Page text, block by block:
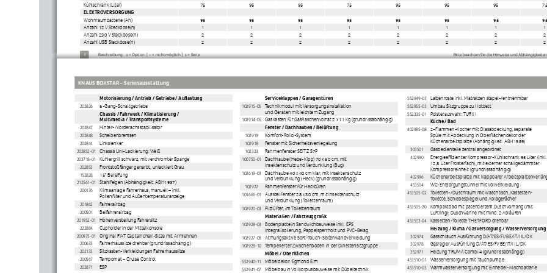
4 Bitte beachten Sie die Hinweise und
Kühlschrank (Liter)
75 95 95 75 95 95 95
75
ELEKTROVERSORGUNG
Wohnraumbatterie (Ah)
95 95 95 95 95 95 95
95
Anzahl 12 V Steckdose(n)
1 1 1 1 1 1 1
1
Anzahl 230 V Steckdose(n)
2 2 2 2 2 2 2
2
Anzahl USB Steckdose(n)
2 2 2 2 2 2 2 2
Beschreibung:  o = Option  |  – = nicht möglich  |  s = Serie
KNAUS BOXSTAR – Serienausstattung
Motorisierung / Antrieb / Getriebe / Auflastung
202826
6-Gang-Schaltgetriebe
Chassis / Fahrwerk / Klimatisierung /
Multimedia / Transportsysteme
202847
Hinter-/Vorderachsstabilisator
202848
Scheibenbremsen
202844
Linkslenker
202852-01
Chassis Uni-Lackierung: Weiß
203718-01
Kühlergrill schwarz, mit verchromter Spange
202853
Frontstoßfänger genarbt, unlackiert Grau
152828
15" Bereifung
212561-01
Stahlfelgen (Abhängigkeit: ABH1937)
200176
Klimaanlage Fahrerhaus, manuell – inkl.
Pollenfilter und Außentemperaturanzeige
201862
Fahrerairbag
200501
Beifahrerairbag
201952-01
Höhenverstellung Fahrersitz
222884
Cupholder in der Mittelkonsole
200975-01
Original FIAT Captainchair-Sitze mit Armlehnen
200633
Fahrerhaussitze drehbar (grundrissabhängig)
202133
Sitzkasten-Verkleidungen Fahrerhaussitze
200567
Tempomat – Cruise Control
202871
ESP
Serviceklappen / Garagentüren
102915-05
Technikmodul mit Versorgungsinstallation
und Geräten mit leichtem Zugang
102914-05
Gaskasten für Gasflaschenvorrat 2 x 11 kg (grundrissabhängig)
Fenster / Dachhauben / Belüftung
102919
Komfort-Rollo-System
102918
Fenster mit Sicherheitsverriegelung
102323
Rahmenfenster SEITZ S7P
100750-01
Dachhaube (Hebe-Kipp) 70 x 50 cm, mit
Insektenschutz und Verdunklung (Bug)
102619-03
Dachhaube 40 x 40 cm klar, mit Insektenschutz
und Verdunklung (Heck) (grundrissabhängig)
102922
Rahmenfenster für Hecktüren
101666-01
Ausstellfenster 28 x 30 cm, mit Insektenschutz
und Verdunklung (Toilettenraum)
102920-03
Pilzlüfter, im Toilettenraum
Materialien / Fahrzeuggrafik
102928-03
Bodenplatte in Sandwichbauweise inkl. EPS
Integralisolierung, Pappelsperrholz und PVC-Belag
102927-08
Atmungsaktive Soft-Touch-Seitenwandverkleidung
102928-10
Temperierter Zwischenboden in der Dinettensitzgruppe
Möbel / Oberflächen
552940-11
Möbeldekor: Egmond Elm
552941-07
Möbelbau in Vollkorpusbauweise mit Dübeltechnik
552949-03
Lattenroste inkl. Matratzen stapel-/entnehmbar
552955-03
Umbau Sitzgruppe zu Notbett
552335-01
Polsterauswahl: TURIN
Küche / Bad
402985-08
2-Flammen-Kocher mit Glasabdeckung, separate
Spüle mit Abdeckung in Oberflächendekor der
Küchenarbeitsplatte (Abhängigkeit: ABH1989)
303501
Gasbedienteile zentral angeordnet
402990
Energieeffizienter Kompressor-Kühlschrank 95 Liter (inkl.
12,8 Liter Frosterfach), mit externer schallgedämmter
Kompressoreinheit (grundrissabhängig)
402996
Küchenarbeitsplatte mit klappbarer
453504
WC-Entsorgungstunnel mit Vollverkleidung
453505-02
Toiletten-/Duschraum mit Waschtisch, Kassetten-
Toilette, Schiebespiegel und Ablagefächer
453505-20
Kompaktbad mit patentiertem Duschvorhang (mit
Luftring): Duschwanne mit mind. 2 Abläufen
453503-04
Kassetten-Toilette THETFORD drehbar
Heizung / Klima / Gasversorgung / Wasserversorgung
302974
Gasschlauch Ausführung D/AT/ES/FI/BE/IT/NL/DK
302978
Gasregler Ausführung D/AT/ES/FI/BE/IT/NL/DK
352971
Heizung TRUMA Combi 4 (grundrissabhängig)
453510-01
Wasserversorgung mit Tauchpumpe
453510-03
Warmwasserversorgung mit Einhebel-Mischbatterie